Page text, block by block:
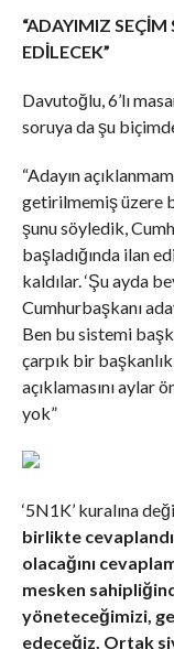
“ADAYIMIZ
EDİLECEK”
Davutoğlu, 6’lı
soruya da şu
“Adayın
getirilmemiş üzere
şunu söyledik,
başladığında ilan
kaldılar. ‘Şu ayda
Cumhurbaşkanı
Ben bu sistemi
çarpık bir
açıklamasını aylar
yok”
‘5N1K’ kuralına
birlikte
olacağını
mesken
yöneteceğimizi,
edeceğiz. Ortak